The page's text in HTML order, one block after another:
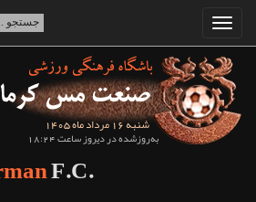
شنبه 16 مرداد ماه 1405
به‌روزشده در دیروز ساعت 18:24
F.C.